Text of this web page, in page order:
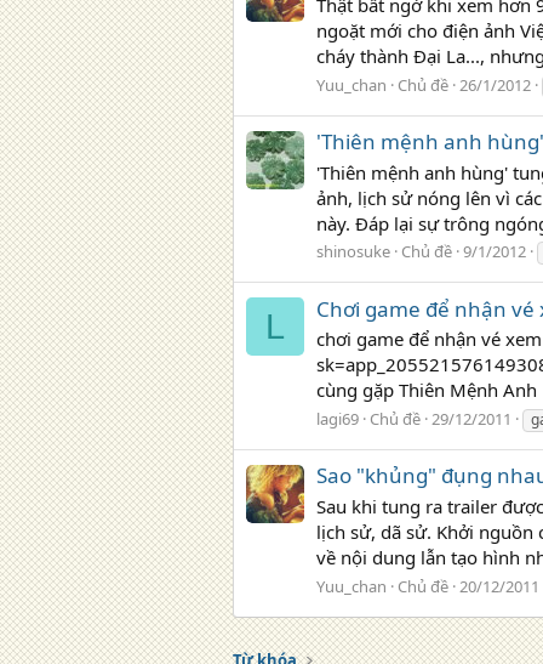
ngoặt mới cho điện ảnh
cháy thành Đại La...,
Yuu_chan Chủ đề 26/1/2012
'Thiên mệnh anh
'Thiên mệnh anh hùng'
ảnh, lịch sử nóng lên vì
này. Đáp lại sự trông
shinosuke Chủ đề 9/1/2012
L Chơi game để nhận
chơi game để nhận vé
cùng gặp Thiên Mệnh
lagi69 Chủ đề 29/12/2011
Sao "khủng" đụng
Sau khi tung ra trailer
lịch sử, dã sử. Khởi
về nội dung lẫn tạo hình
Yuu_chan Chủ đề 20/12/2011